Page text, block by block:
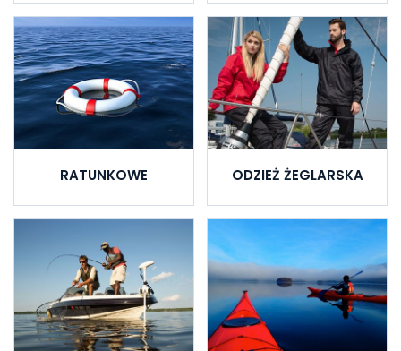
RATUNKOWE ODZIEŻ ŻEGLARSKA